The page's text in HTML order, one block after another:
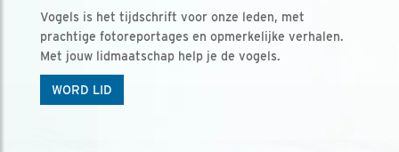
Vogels is het tijdschrift voor onze leden, met
prachtige fotoreportages en opmerkelijke verhalen.
Met jouw lidmaatschap help je de vogels.
WORD LID